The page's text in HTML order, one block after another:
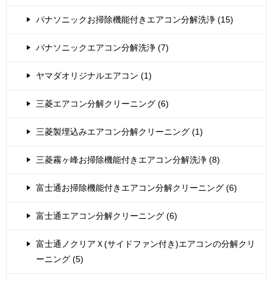
パナソニックお掃除機能付きエアコン分解洗浄 (15)
パナソニックエアコン分解洗浄 (7)
ヤマダオリジナルエアコン (1)
三菱エアコン分解クリーニング (6)
三菱製埋込みエアコン分解クリーニング (1)
三菱霧ヶ峰お掃除機能付きエアコン分解洗浄 (8)
富士通お掃除機能付きエアコン分解クリーニング (6)
富士通エアコン分解クリーニング (6)
富士通ノクリアＸ(サイドファン付き)エアコンの分解クリ
ーニング (5)